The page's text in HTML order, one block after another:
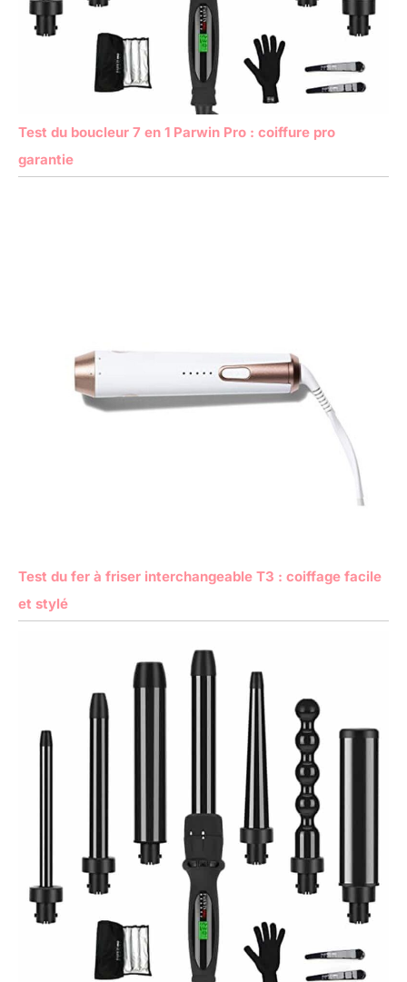
Test du boucleur 7 en 1 Parwin Pro : coiffure pro
garantie
Test du fer à friser interchangeable T3 : coiffage facile
et stylé